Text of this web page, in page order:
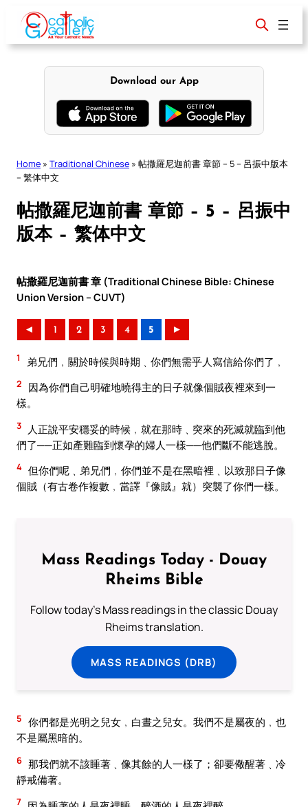
content
Download our App
Home » Traditional Chinese » 帖撒羅尼迦前書 章節 – 5 – 呂振中版本
– 繁体中文
帖撒羅尼迦前書 章節 – 5 – 呂振中
版本 – 繁体中文
帖撒羅尼迦前書 章 (Traditional Chinese Bible: Chinese
Union Version – CUVT)
◄ 1 2 3 4 5 ►
1 弟兄們﹐關於時候與時期﹑你們無需乎人寫信給你們了﹐
2
因為你們自己明確地曉得主的日子就像個賊夜裡來到一
樣。
3
人正說平安穩妥的時候﹐就在那時﹑突來的死滅就臨到他
們了──正如產難臨到懷孕的婦人一樣──他們斷不能逃脫。
4 但你們呢﹑弟兄們﹐你們並不是在黑暗裡﹑以致那日子像
個賊（有古卷作複數﹐當譯『像賊』就）突襲了你們一樣。
Mass Readings Today - Douay
Rheims Bible
Follow today's Mass readings in the classic Douay
Rheims translation.
MASS READINGS (DRB)
5 你們都是光明之兒女﹐白晝之兒女。我們不是屬夜的﹐也
不是屬黑暗的。
6 那我們就不該睡著﹑像其餘的人一樣了；卻要儆醒著﹑冷
靜戒備著。
7